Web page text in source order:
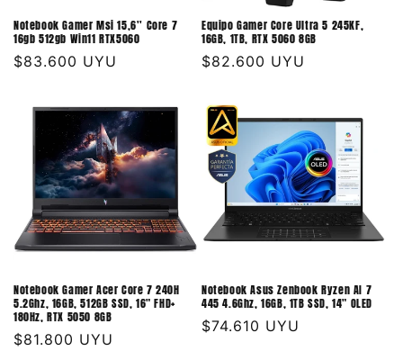
Notebook Gamer Msi 15,6'' Core 7
16gb 512gb Win11 RTX5060
Precio
$83.600 UYU
Equipo Gamer Core Ultra 5 245KF,
16GB, 1TB, RTX 5060 8GB
Precio
$82.600 UYU
Notebook Gamer Acer Core 7 240H
5.2Ghz, 16GB, 512GB SSD, 16" FHD+
180Hz, RTX 5050 8GB
Precio
$81.800 UYU
Notebook Asus Zenbook Ryzen AI 7
445 4.6Ghz, 16GB, 1TB SSD, 14" OLED
Precio
$74.610 UYU